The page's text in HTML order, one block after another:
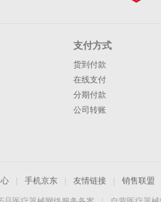
支付方式
货到付款
在线支付
分期付款
公司转账
手机京东 友情链接 销售联盟